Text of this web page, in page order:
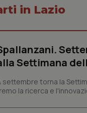
in Lazio
Settimana
settembre torna la
la ricerca e
I cookie necessari
e l'accesso alle aree
Nome